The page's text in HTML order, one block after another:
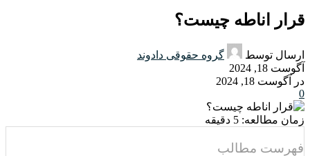
قرار اناطه چیست؟
ارسال توسط
گروه حقوقی دادوند
آگوست 18, 2024
در آگوست 18, 2024
0
زمان مطالعه: 5 دقیقه
فهرست مطالب